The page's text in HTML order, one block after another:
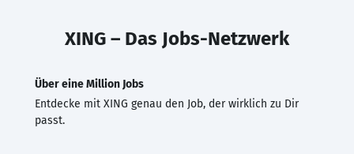
XING – Das Jobs-Netzwerk
Über eine Million Jobs
Entdecke mit XING genau den Job, der wirklich zu Dir
passt.